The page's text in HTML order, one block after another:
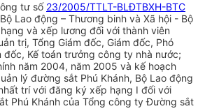
tư số 23/2005/TTLT-BLĐTBXH-BTC
Lao động – Thương binh và Xã hội - Bộ
và xếp lương đối với thành viên
trị, Tổng Giám đốc, Giám đốc, Phó
đốc, Kế toán trưởng công ty nhà nước;
năm 2004, năm 2005 và kế hoạch
lý đường sắt Phú Khánh, Bộ Lao động
trí với đăng ký xếp hạng I đối với
Phú Khánh của Tổng công ty Đường sắt